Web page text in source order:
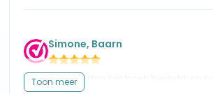
Simone, Baarn
Ik heb donderdag het boek besteld; en
Toon meer